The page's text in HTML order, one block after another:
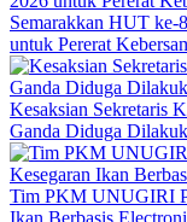
Semarakkan HUT ke-
untuk Pererat
Kesaksian Sekretaris
Ganda Diduga
Tim PKM UNUGIRI
Ikan Berbasis